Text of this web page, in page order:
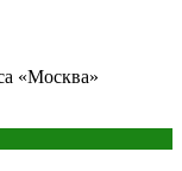
«Москва»